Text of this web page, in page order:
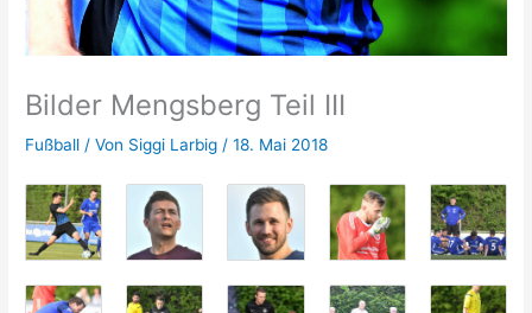
Bilder Mengsberg Teil III
Fußball / Von Siggi Larbig /18. Mai 2018